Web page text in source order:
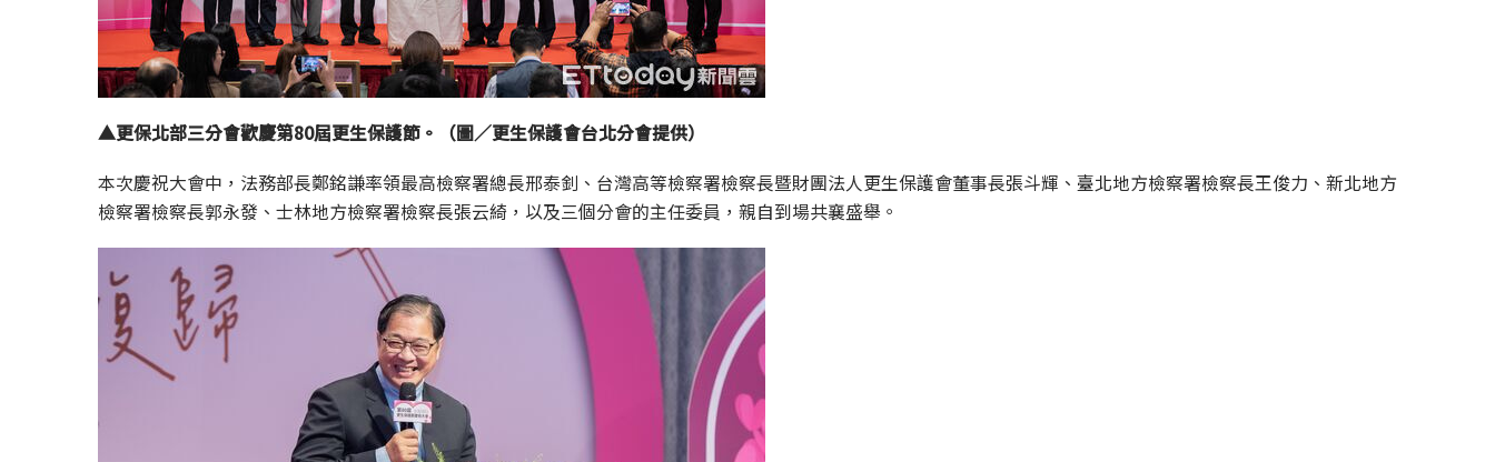
▲更保北部三分會歡慶第80屆更生保護節。（圖／更生保護會台北分會提供）
本次慶祝大會中，法務部長鄭銘謙率領最高檢察署總長邢泰釗、台灣高等檢察署檢察長暨財團法人更生保護會董事長張斗輝、臺北地方檢察署檢察長王俊力、新北地方
檢察署檢察長郭永發、士林地方檢察署檢察長張云綺，以及三個分會的主任委員，親自到場共襄盛舉。